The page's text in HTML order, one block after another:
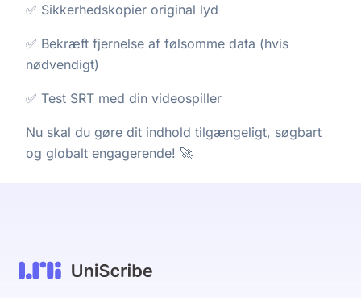
✅ Sikkerhedskopier original lyd
✅ Bekræft fjernelse af følsomme data (hvis
nødvendigt)
✅ Test SRT med din videospiller
Nu skal du gøre dit indhold tilgængeligt, søgbart
og globalt engagerende! 🚀